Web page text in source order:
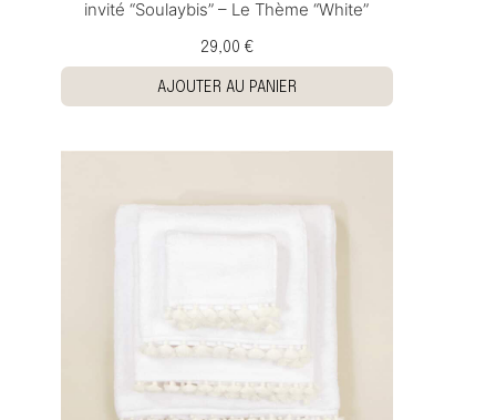
invité “Soulaybis” – Le Thème “White”
29,00 €
AJOUTER AU PANIER